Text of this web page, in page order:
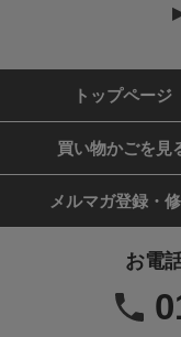
トップページ
買い物かごを見
メルマガ登録・
お電